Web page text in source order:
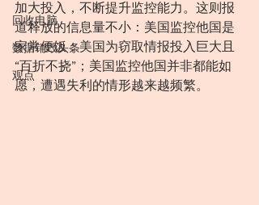
回收电脑
数据销毁头条
观点
加大投入，不断提升监控能力。这则报
道释放的信息量不小：美国监控他国是
家常便饭；美国为窃取情报投入巨大且
“百折不挠”；美国监控他国并非都能如
愿，遭遇失利的情形越来越频繁。